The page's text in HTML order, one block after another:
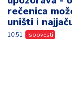
rečenica
uništi i
10:51 Ispovesti